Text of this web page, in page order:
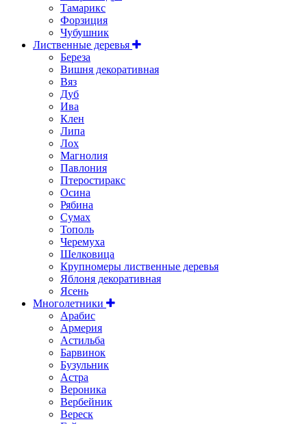
Тамарикс
Форзиция
Чубушник
Лиственные деревья
Береза
Вишня декоративная
Вяз
Дуб
Ива
Клен
Липа
Лох
Магнолия
Павлония
Птеростиракс
Осина
Рябина
Сумах
Тополь
Черемуха
Шелковица
Крупномеры лиственные деревья
Яблоня декоративная
Ясень
Многолетники
Арабис
Армерия
Астильбa
Барвинок
Бузульник
Астра
Вероника
Вербейник
Вереск